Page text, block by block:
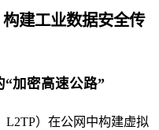
建工业数据安全传
“加密高速公路”
L2TP）在公网中构建虚拟